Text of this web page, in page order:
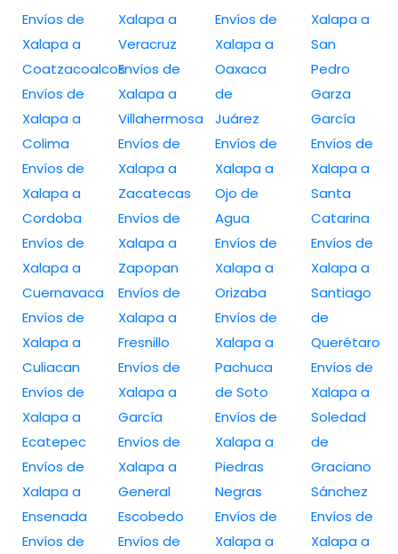
Envíos de
Xalapa a
Coatzacoalcos
Envíos de
Xalapa a
Colima
Envíos de
Xalapa a
Cordoba
Envíos de
Xalapa a
Cuernavaca
Envíos de
Xalapa a
Culiacan
Envíos de
Xalapa a
Ecatepec
Envíos de
Xalapa a
Ensenada
Envíos de
Xalapa a
Veracruz
Envíos de
Xalapa a
Villahermosa
Envíos de
Xalapa a
Zacatecas
Envíos de
Xalapa a
Zapopan
Envíos de
Xalapa a
Fresnillo
Envíos de
Xalapa a
García
Envíos de
Xalapa a
General
Escobedo
Envíos de
Envíos de
Xalapa a
Oaxaca
de
Juárez
Envíos de
Xalapa a
Ojo de
Agua
Envíos de
Xalapa a
Orizaba
Envíos de
Xalapa a
Pachuca
de Soto
Envíos de
Xalapa a
Piedras
Negras
Envíos de
Xalapa a
Xalapa a
San
Pedro
Garza
García
Envíos de
Xalapa a
Santa
Catarina
Envíos de
Xalapa a
Santiago
de
Querétaro
Envíos de
Xalapa a
Soledad
de
Graciano
Sánchez
Envíos de
Xalapa a